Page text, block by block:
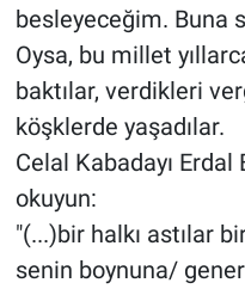
besleyeceğim. Buna
Oysa, bu millet
baktılar, verdikleri
köşklerde yaşadılar.
Celal Kabadayı Erdal
okuyun:
"(...)bir halkı astılar
senin boynuna/